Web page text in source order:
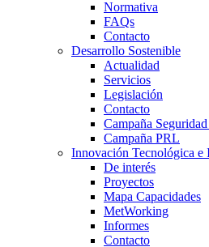
Normativa
FAQs
Contacto
Desarrollo Sostenible
Actualidad
Servicios
Legislación
Contacto
Campaña
Campaña PRL
Innovación Tecnológica e
De interés
Proyectos
Mapa Capacidades
MetWorking
Informes
Contacto